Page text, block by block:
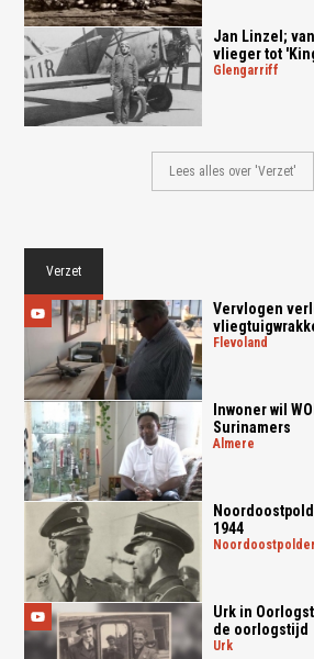
Jan Linzel;
vlieger tot
glengarriff
Lees alles over 'Verzet'
Verzet
Vervlogen
flevoland
Inwoner wil
Surinamers
almere
1944
noordoostpolder
Urk in
de oorlogstijd
urk